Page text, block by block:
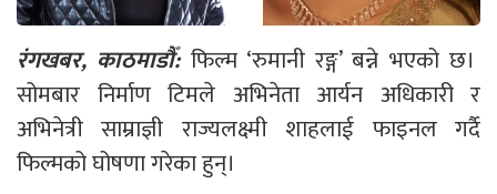
रंगखबर, काठमाडौँ: फिल्म ‘रुमानी रङ्ग’ बन्ने भएको छ।
सोमबार निर्माण टिमले अभिनेता आर्यन अधिकारी र
अभिनेत्री साम्राज्ञी राज्यलक्ष्मी शाहलाई फाइनल गर्दै
फिल्मको घोषणा गरेका हुन्।